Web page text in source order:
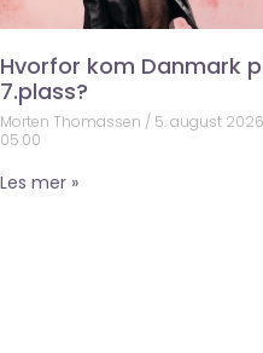
Hvorfor kom Danmark
7.plass?
Morten Thomassen
5. august 2026
05:00
Les mer »